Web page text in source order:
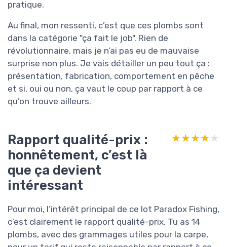
pratique.
Au final, mon ressenti, c’est que ces plombs sont
dans la catégorie "ça fait le job". Rien de
révolutionnaire, mais je n’ai pas eu de mauvaise
surprise non plus. Je vais détailler un peu tout ça :
présentation, fabrication, comportement en pêche
et si, oui ou non, ça vaut le coup par rapport à ce
qu’on trouve ailleurs.
Rapport qualité-prix :
honnêtement, c’est là
que ça devient
intéressant
★★★★★
★★★★★
Pour moi, l’intérêt principal de ce lot Paradox Fishing,
c’est clairement le rapport qualité-prix. Tu as 14
plombs, avec des grammages utiles pour la carpe,